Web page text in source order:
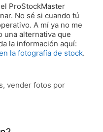
ProStockMaster
No sé si cuando tú
A mí ya no me
una alternativa que
la información aquí:
la fotografía de stock.
, vender fotos por